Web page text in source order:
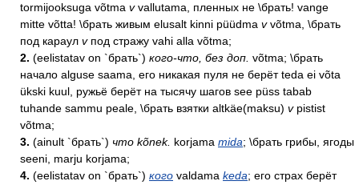
tormijooksuga võtma vvallutama, пленных не \брать! vange
mitte võtta! \брать живым elusalt kinni püüdma vvõtma, \брать
под караул vпод стражу vahi alla võtma;
2. (eelistatav on `брать`) кого-что, без доп. võtma; \брать
начало alguse saama, его никакая пуля не берёт teda ei võta
ükski kuul, ружьё берёт на тысячу шагов see püss tabab
tuhande sammu peale, \брать взятки altkäe(maksu) vpistist
võtma;
3. (ainult `брать`) что kõnek. korjama mida; \брать грибы, ягоды
seeni, marju korjama;
4. (eelistatav on `брать`) кого valdama keda; его страх берёт